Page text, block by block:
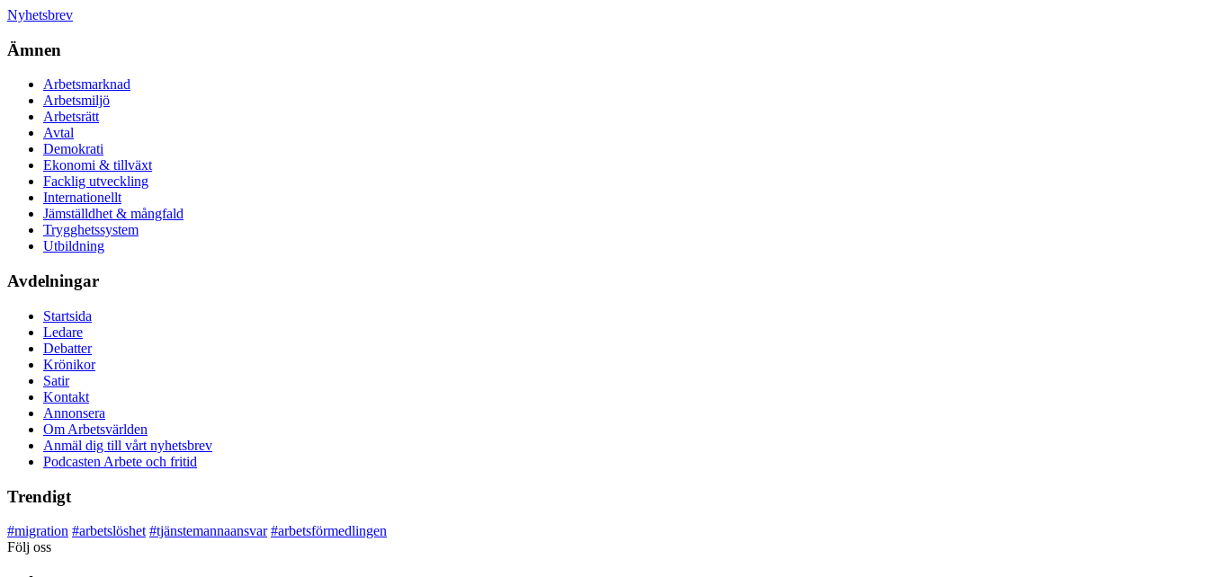
Nyhetsbrev
Ämnen
Arbetsmarknad
Arbetsmiljö
Arbetsrätt
Avtal
Demokrati
Ekonomi & tillväxt
Facklig utveckling
Internationellt
Jämställdhet & mångfald
Trygghetssystem
Utbildning
Avdelningar
Startsida
Ledare
Debatter
Krönikor
Satir
Kontakt
Annonsera
Om Arbetsvärlden
Anmäl dig till vårt nyhetsbrev
Podcasten Arbete och fritid
Trendigt
#migration #arbetslöshet #tjänstemannaansvar #arbetsförmedlingen
Följ oss